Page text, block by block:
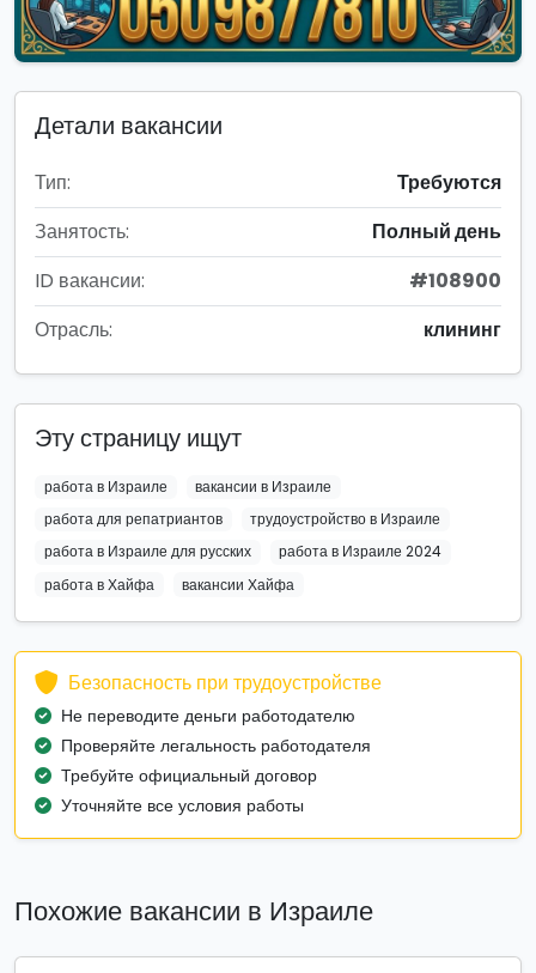
Детали вакансии
Тип:
Требуются
Занятость:
Полный день
ID вакансии:
#108900
Отрасль:
клининг
Эту страницу ищут
работа в Израиле
вакансии в Израиле
работа для репатриантов
трудоустройство в Израиле
работа в Израиле для русских
работа в Израиле 2024
работа в Хайфа
вакансии Хайфа
Безопасность при трудоустройстве
Не переводите деньги работодателю
Проверяйте легальность работодателя
Требуйте официальный договор
Уточняйте все условия работы
Похожие вакансии в Израиле